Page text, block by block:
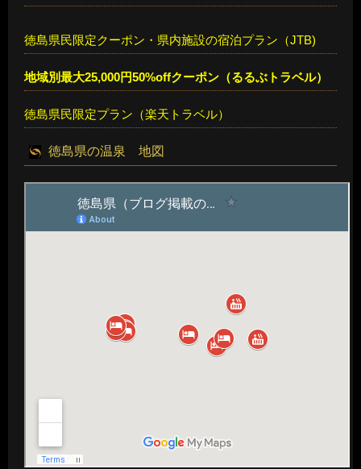
徳島県民限定クーポン・県内施設の宿泊プラン（JTB)
地域別最大25,000円50%offクーポン（るるぶトラベル）
徳島県民限定プラン（楽天トラベル）
徳島県の温泉 地図